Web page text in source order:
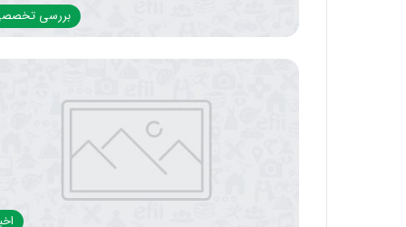
بررسی‌